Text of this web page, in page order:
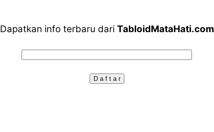
Dapatkan info terbaru dari TabloidMataHati.com